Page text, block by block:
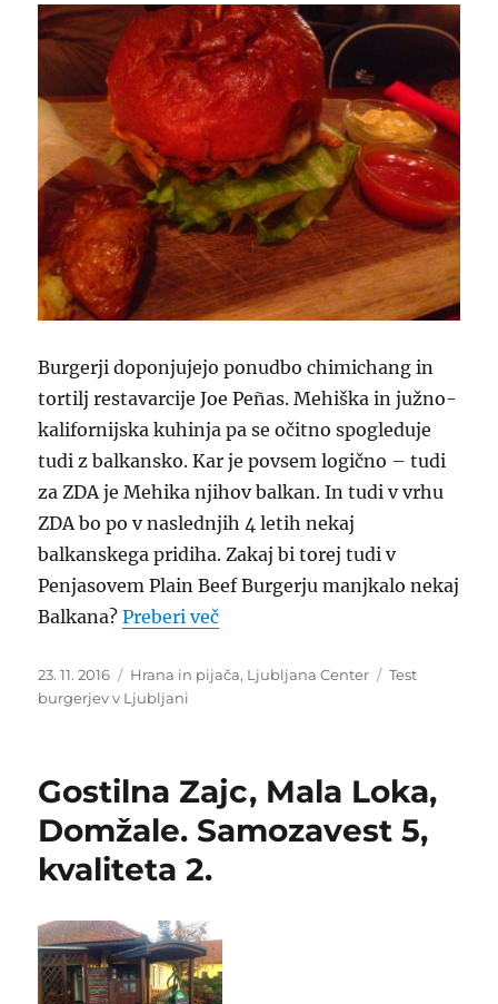
Burgerji doponjujejo ponudbo chimichang in
tortilj restavarcije Joe Peñas. Mehiška in južno-
kalifornijska kuhinja pa se očitno spogleduje
tudi z balkansko. Kar je povsem logično – tudi
za ZDA je Mehika njihov balkan. In tudi v vrhu
ZDA bo po v naslednjih 4 letih nekaj
balkanskega pridiha. Zakaj bi torej tudi v
Penjasovem Plain Beef Burgerju manjkalo nekaj
Balkana?Preberi več“Joe Peñas burger. Obićna
Objavljeno
dne
23. 11. 2016 Kategorije
Hrana in pijača, Ljubljana Center Oznake
Test
burgerjev v Ljubljani
Gostilna Zajc, Mala Loka,
Domžale. Samozavest 5,
kvaliteta 2.